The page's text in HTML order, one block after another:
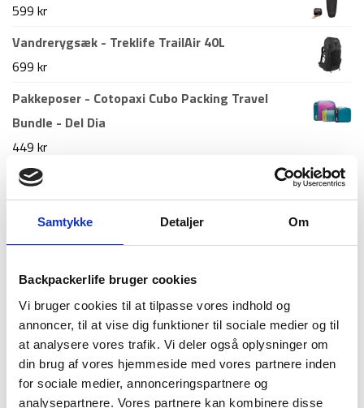
Samtykke Detaljer Om
Backpackerlife bruger cookies
Vi bruger cookies til at tilpasse vores indhold og
annoncer, til at vise dig funktioner til sociale medier og til
at analysere vores trafik. Vi deler også oplysninger om
din brug af vores hjemmeside med vores partnere inden
for sociale medier, annonceringspartnere og
analysepartnere. Vores partnere kan kombinere disse
598 kr.349 kr.
599 kr
Vandrerygsæk - Treklife TrailAir 40L
699 kr
Pakkeposer - Cotopaxi Cubo Packing Travel
Bundle - Del Dia
449 kr
Telt - Tipi - 4 personer
1.299kr
Roskilde festival pakkeliste 2026 – Alt du bør
have med
18. juni 2026
Guide til Grøn Koncert 2026: Alt du skal vide –
inkl. pakkeliste
26. marts 2026